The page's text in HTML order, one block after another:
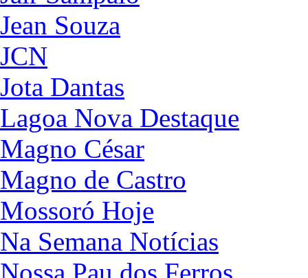
Jean Souza
JCN
Jota Dantas
Lagoa Nova Destaque
Magno César
Magno de Castro
Mossoró Hoje
Na Semana Notícias